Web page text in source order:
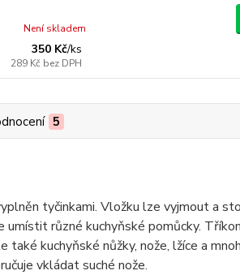
350 Kč/ks
289 Kč bez DPH
Není skladem
5
tyčinkami. Vložku lze vyjmout a
umístit různé kuchyňské pomůcky.
kuchyňské nůžky, nože, lžíce a
vkládat suché nože.